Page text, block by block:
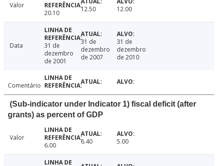
Valor
20.10
12.50 12.00
Data
31 de
dezembro
de 2001
31 de
dezembro
de 2007
31 de
dezembro
de 2010
Comentário
(Sub-indicator under Indicator 1) fiscal deficit (after
grants) as percent of GDP
Valor
6.00
6.40 5.00